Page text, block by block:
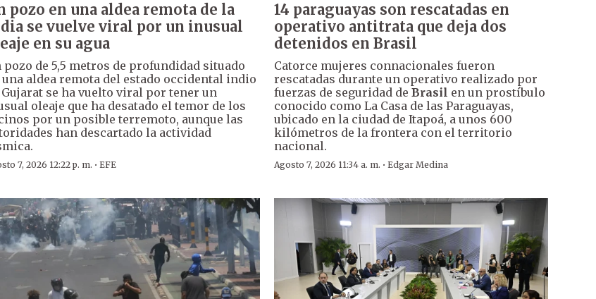
pozo en una aldea remota de la
se vuelve viral por un inusual
en su agua
pozo de 5,5 metros de profundidad situado
una aldea remota del estado occidental indio
Gujarat se ha vuelto viral por tener un
oleaje que ha desatado el temor de los
por un posible terremoto, aunque las
han descartado la actividad
7, 2026 12:22 p. m. ·EFE
14 paraguayas son rescatadas en
operativo antitrata que deja dos
detenidos en Brasil
Catorce mujeres connacionales fueron
rescatadas durante un operativo realizado por
fuerzas de seguridad de Brasil en un prostíbulo
conocido como La Casa de las Paraguayas,
ubicado en la ciudad de Itapoá, a unos 600
kilómetros de la frontera con el territorio
nacional.
Agosto 7, 2026 11:34 a. m. · Edgar Medina